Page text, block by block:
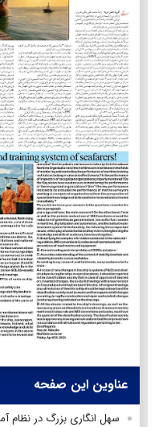
عناوین این صفحه
سهل انگاری بزرگ در نظام